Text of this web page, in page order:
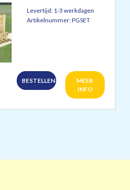
Levertijd: 1-3 werkdagen
Artikelnummer:PGSET
BESTELLEN
MEER
INFO